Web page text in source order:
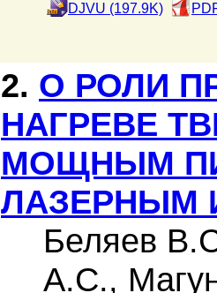
DJVU (197.9K)
2. О РОЛИ
НАГРЕВЕ
МОЩНЫМ
ЛАЗЕРНЫМ
Беляев
А.С.,